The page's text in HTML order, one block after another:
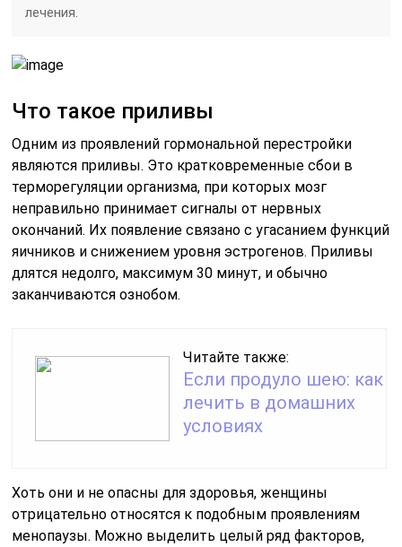
лечения.
Что такое приливы
Одним из проявлений гормональной перестройки
являются приливы. Это кратковременные сбои в
терморегуляции организма, при которых мозг
неправильно принимает сигналы от нервных
окончаний. Их появление связано с угасанием функций
яичников и снижением уровня эстрогенов. Приливы
длятся недолго, максимум 30 минут, и обычно
заканчиваются ознобом.
Читайте также:
Если продуло шею: как
лечить в домашних
условиях
Хоть они и не опасны для здоровья, женщины
отрицательно относятся к подобным проявлениям
менопаузы. Можно выделить целый ряд факторов,